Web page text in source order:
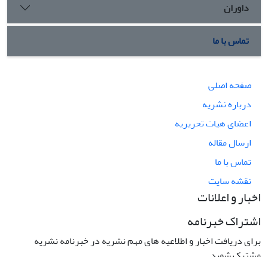
داوران
تماس با ما
صفحه اصلی
درباره نشریه
اعضای هیات تحریریه
ارسال مقاله
تماس با ما
نقشه سایت
اخبار و اعلانات
اشتراک خبرنامه
برای دریافت اخبار و اطلاعیه های مهم نشریه در خبرنامه نشریه